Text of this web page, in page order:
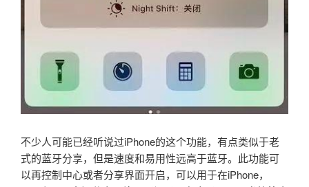
不少人可能已经听说过iPhone的这个功能，有点类似于老
式的蓝牙分享，但是速度和易用性远高于蓝牙。此功能可
以再控制中心或者分享界面开启，可以用于在iPhone，